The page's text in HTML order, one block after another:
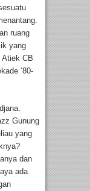
ruang
yang
Atiek CB
’80-
Gunung
yang
dan
ada